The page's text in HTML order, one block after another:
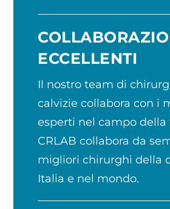
ECCELLENTI
Il nostro team di
calvizie collabora con i
esperti nel campo della
CRLAB collabora da
migliori chirurghi della
Italia e nel mondo.